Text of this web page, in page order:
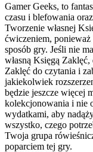
Gamer Geeks, to
czasu i blefowania
Tworzenie własnej
ćwiczeniem, ponieważ
sposób gry. Jeśli nie
własną Księgą
Zaklęć do czytania i
jakiekolwiek
będzie jeszcze więcej
kolekcjonowania i nie
wydatkami, aby
wszystko, czego
Twoja grupa
poparciem tej gry.